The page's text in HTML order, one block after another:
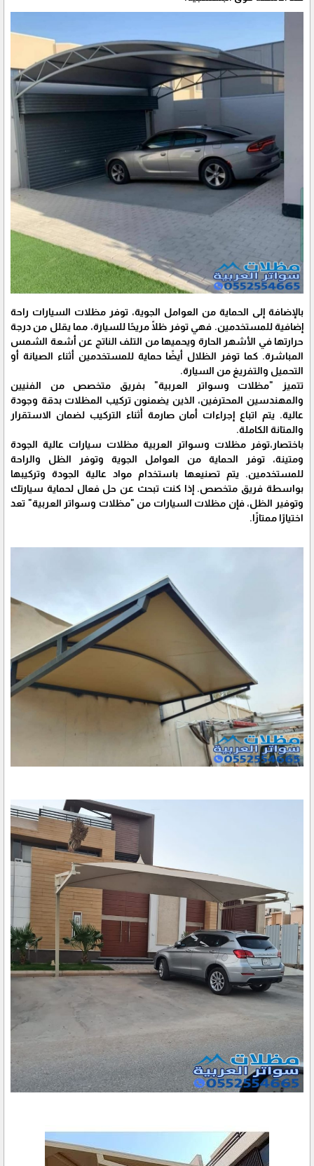
بالإضافة إلى الحماية من العوامل الجوية، توفر مظلات السيارات راحة
إضافية للمستخدمين. فهي توفر ظلًا مريحًا للسيارة، مما يقلل من درجة
حرارتها في الأشهر الحارة ويحميها من التلف الناتج عن أشعة الشمس
المباشرة. كما توفر الظلال أيضًا حماية للمستخدمين أثناء الصيانة أو
التحميل والتفريغ من السيارة.
تتميز "مظلات وسواتر العربية" بفريق متخصص من الفنيين
والمهندسين المحترفين، الذين يضمنون تركيب المظلات بدقة وجودة
عالية. يتم اتباع إجراءات أمان صارمة أثناء التركيب لضمان الاستقرار
والمتانة الكاملة.
باختصار،توفر مظلات وسواتر العربية مظلات سيارات عالية الجودة
ومتينة، توفر الحماية من العوامل الجوية وتوفر الظل والراحة
للمستخدمين. يتم تصنيعها باستخدام مواد عالية الجودة وتركيبها
بواسطة فريق متخصص. إذا كنت تبحث عن حل فعال لحماية سيارتك
وتوفير الظل، فإن مظلات السيارات من "مظلات وسواتر العربية" تعد
اختيارًا ممتازًا.